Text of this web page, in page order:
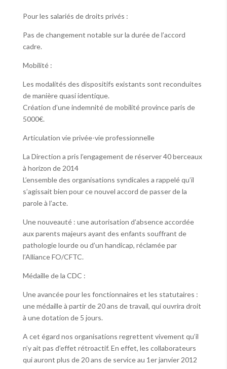
Pour les salariés de droits privés :
Pas de changement notable sur la durée de l’accord
cadre.
Mobilité :
Les modalités des dispositifs existants sont reconduites
de manière quasi identique.
Création d’une indemnité de mobilité province paris de
5000€.
Articulation vie privée-vie professionnelle
La Direction a pris l’engagement de réserver 40 berceaux
à horizon de 2014
L’ensemble des organisations syndicales a rappelé qu’il
s’agissait bien pour ce nouvel accord de passer de la
parole à l’acte.
Une nouveauté : une autorisation d’absence accordée
aux parents majeurs ayant des enfants souffrant de
pathologie lourde ou d’un handicap, réclamée par
l’Alliance FO/CFTC.
Médaille de la CDC :
Une avancée pour les fonctionnaires et les statutaires :
une médaille à partir de 20 ans de travail, qui ouvrira droit
à une dotation de 5 jours.
A cet égard nos organisations regrettent vivement qu’il
n’y ait pas d’effet rétroactif. En effet, les collaborateurs
qui auront plus de 20 ans de service au 1er janvier 2012